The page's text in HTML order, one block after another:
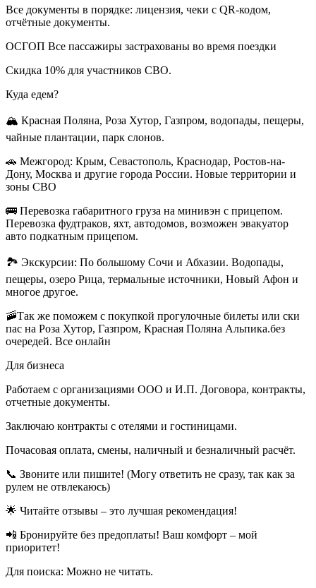
Все документы в порядке: лицензия, чеки с QR-кодом,
отчётные документы.
ОСГОП Все пассажиры застрахованы во время поездки
Скидка 10% для участников СВО.
Куда едем?
🏔 Красная Поляна, Роза Хутор, Газпром, водопады, пещеры,
чайные плантации, парк слонов.
🚗 Межгород: Крым, Севастополь, Краснодар, Ростов-на-
Дону, Москва и другие города России. Новые территории и
зоны СВО
🚌 Перевозка габаритного груза на минивэн с прицепом.
Перевозка фудтраков, яхт, автодомов, возможен эвакуатор
авто подкатным прицепом.
🏞 Экскурсии: По большому Сочи и Абхазии. Водопады,
пещеры, озеро Рица, термальные источники, Новый Афон и
многое другое.
🚠Так же поможем с покупкой прогулочные билеты или ски
пас на Роза Хутор, Газпром, Красная Поляна Альпика.без
очередей. Все онлайн
Для бизнеса
Работаем с организациями ООО и И.П. Договора, контракты,
отчетные документы.
Заключаю контракты с отелями и гостиницами.
Почасовая оплата, смены, наличный и безналичный расчёт.
📞 Звоните или пишите! (Могу ответить не сразу, так как за
рулем не отвлекаюсь)
🌟 Читайте отзывы – это лучшая рекомендация!
📲 Бронируйте без предоплаты! Ваш комфорт – мой
приоритет!
Для поиска: Можно не читать.